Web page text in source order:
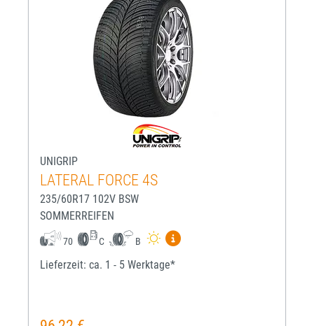
UNIGRIP
LATERAL FORCE 4S
235/60R17 102V BSW
SOMMERREIFEN
70 C B
Mehr Informationen zum
Lieferzeit: ca. 1 - 5 Werktage*